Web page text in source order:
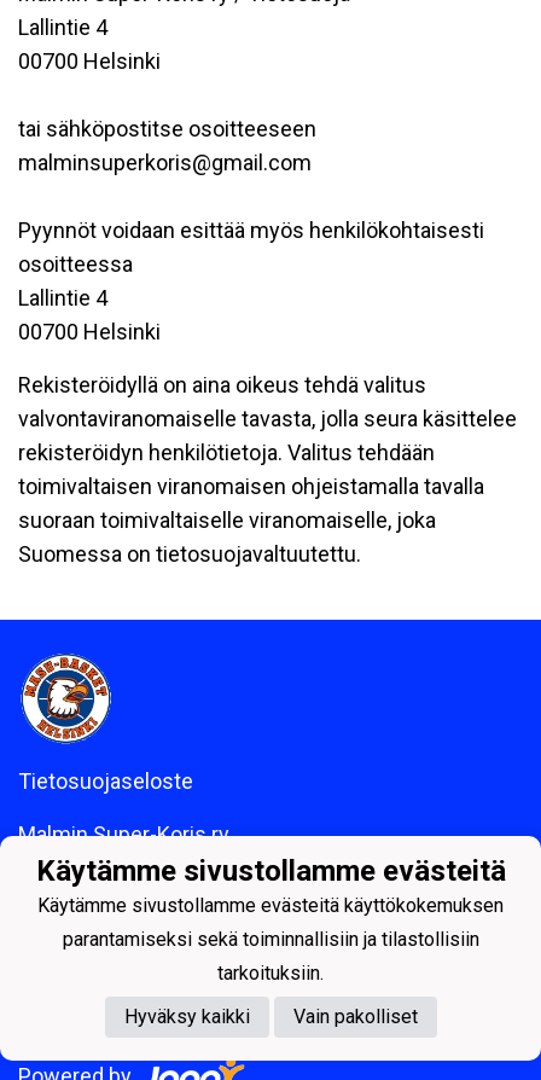
Lallintie 4
00700 Helsinki
tai sähköpostitse osoitteeseen
malminsuperkoris@gmail.com
Pyynnöt voidaan esittää myös henkilökohtaisesti
osoitteessa
Lallintie 4
00700 Helsinki
Rekisteröidyllä on aina oikeus tehdä valitus
valvontaviranomaiselle tavasta, jolla seura käsittelee
rekisteröidyn henkilötietoja. Valitus tehdään
toimivaltaisen viranomaisen ohjeistamalla tavalla
suoraan toimivaltaiselle viranomaiselle, joka
Suomessa on tietosuojavaltuutettu.
Tietosuojaseloste
Malmin Super-Koris ry
(Y-tunnus 1020706-4)
Laskutusosoite: Lallintie 4, 00700 HELSINKI
Käytämme sivustollamme evästeitä
Käytämme sivustollamme evästeitä käyttökokemuksen
parantamiseksi sekä toiminnallisiin ja tilastollisiin
tarkoituksiin.
Hyväksy kaikki
Vain pakolliset